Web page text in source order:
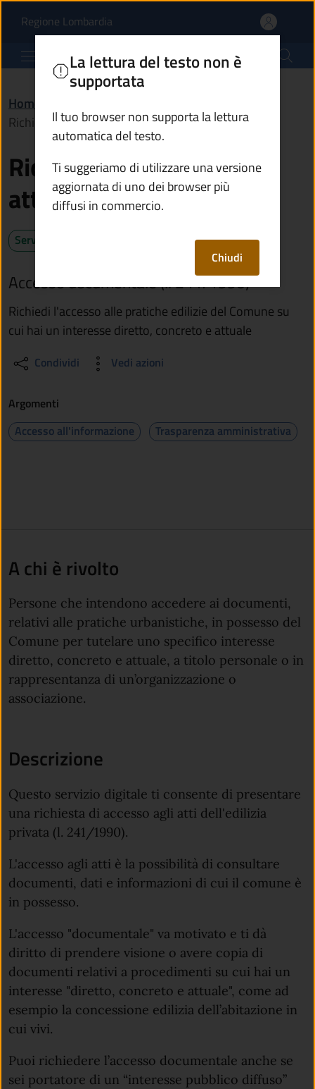
Richiedere l'accesso
Regione Lombardia(apre in un'altra scheda).
Comune di Artogne
Home
Richiedere l'accesso agli atti dell'edilizia privata
Richiedere l'accesso agli
atti dell'edilizia privata
Servizio attivo
Accesso documentale (l. 241/1990)
Richiedi l'accesso alle pratiche edilizie del Comune su
cui hai un interesse diretto, concreto e attuale
Condividi Vedi azioni
La lettura del testo non è
supportata
Il tuo browser non supporta la lettura
automatica del testo.
Ti suggeriamo di utilizzare una versione
aggiornata di uno dei browser più
diffusi in commercio.
Chiudi
Argomenti
Accesso all'informazione
Trasparenza amministrativa
A chi è rivolto
Persone che intendono accedere ai documenti,
relativi alle pratiche urbanistiche, in possesso del
Comune per tutelare uno specifico interesse
diretto, concreto e attuale, a titolo personale o in
rappresentanza di un’organizzazione o
associazione.
Descrizione
Questo servizio digitale ti consente di presentare
una richiesta di accesso agli atti dell'edilizia
privata (l. 241/1990).
L'accesso agli atti è la possibilità di consultare
documenti, dati e informazioni di cui il comune è
in possesso.
L'accesso "documentale" va motivato e ti dà
diritto di prendere visione o avere copia di
documenti relativi a procedimenti su cui hai un
interesse "diretto, concreto e attuale", come ad
esempio la concessione edilizia dell’abitazione in
cui vivi.
Puoi richiedere l’accesso documentale anche se
sei portatore di un “interesse pubblico diffuso”